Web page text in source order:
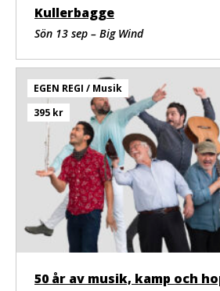
Kullerbagge
Sön 13 sep – Big Wind
EGEN REGI / Musik
395 kr